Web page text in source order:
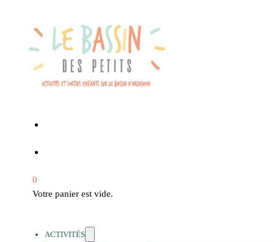
0
Votre panier est vide.
ACTIVITÉS